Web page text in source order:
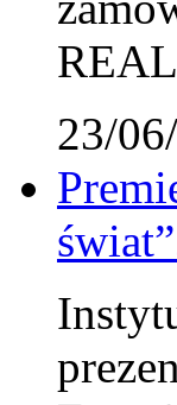
23/